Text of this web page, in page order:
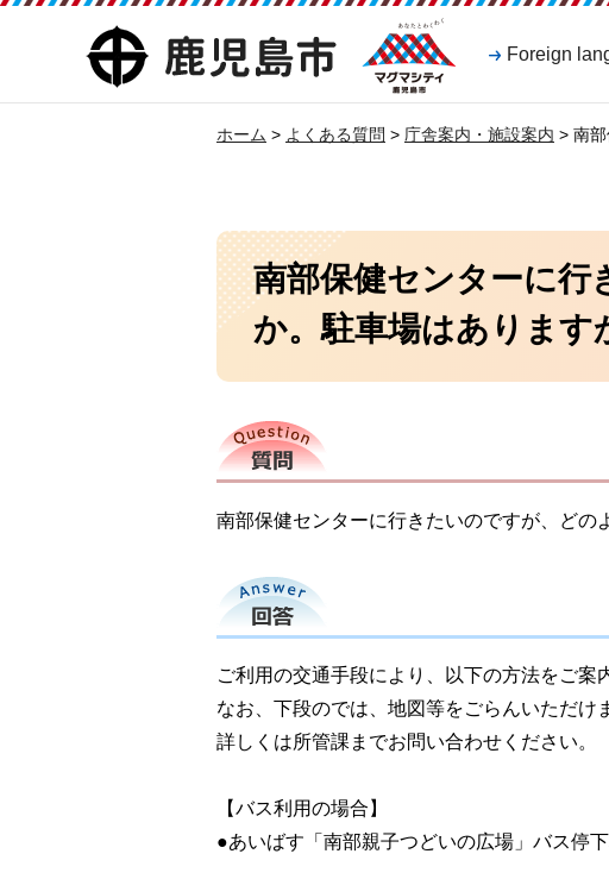
鹿児島市
マグマシティ
鹿児島市
Foreign
ホーム > よくある質問 > 庁舎案内・施設案内 > 南
南部保健センターに
か。駐車場はあります
質問
南部保健センターに行きたいのですが、どの
回答
ご利用の交通手段により、以下の方法をご案
なお、下段のでは、地図等をごらんいただけ
詳しくは所管課までお問い合わせください。
【バス利用の場合】
●あいばす「南部親子つどいの広場」バス停